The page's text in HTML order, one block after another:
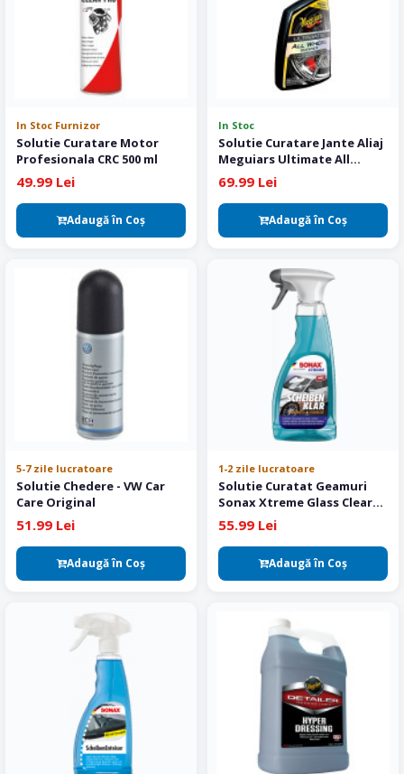
In Stoc Furnizor
Solutie Curatare Motor
Profesionala CRC 500 ml
49.99 Lei
Adaugă în Coş
In Stoc
Solutie Curatare Jante Aliaj
Meguiars Ultimate All
Wheel Cleaner
69.99 Lei
Adaugă în Coş
5-7 zile lucratoare
Solutie Chedere - VW Car
Care Original
51.99 Lei
Adaugă în Coş
1-2 zile lucratoare
Solutie Curatat Geamuri
Sonax Xtreme Glass Clear
NanoPro 500 ml
55.99 Lei
Adaugă în Coş